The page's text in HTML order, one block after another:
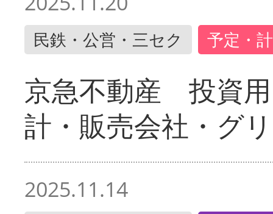
民鉄・公営・三セク 予定・
京急不動産 投資
計・販売会社・グ
2025.11.14